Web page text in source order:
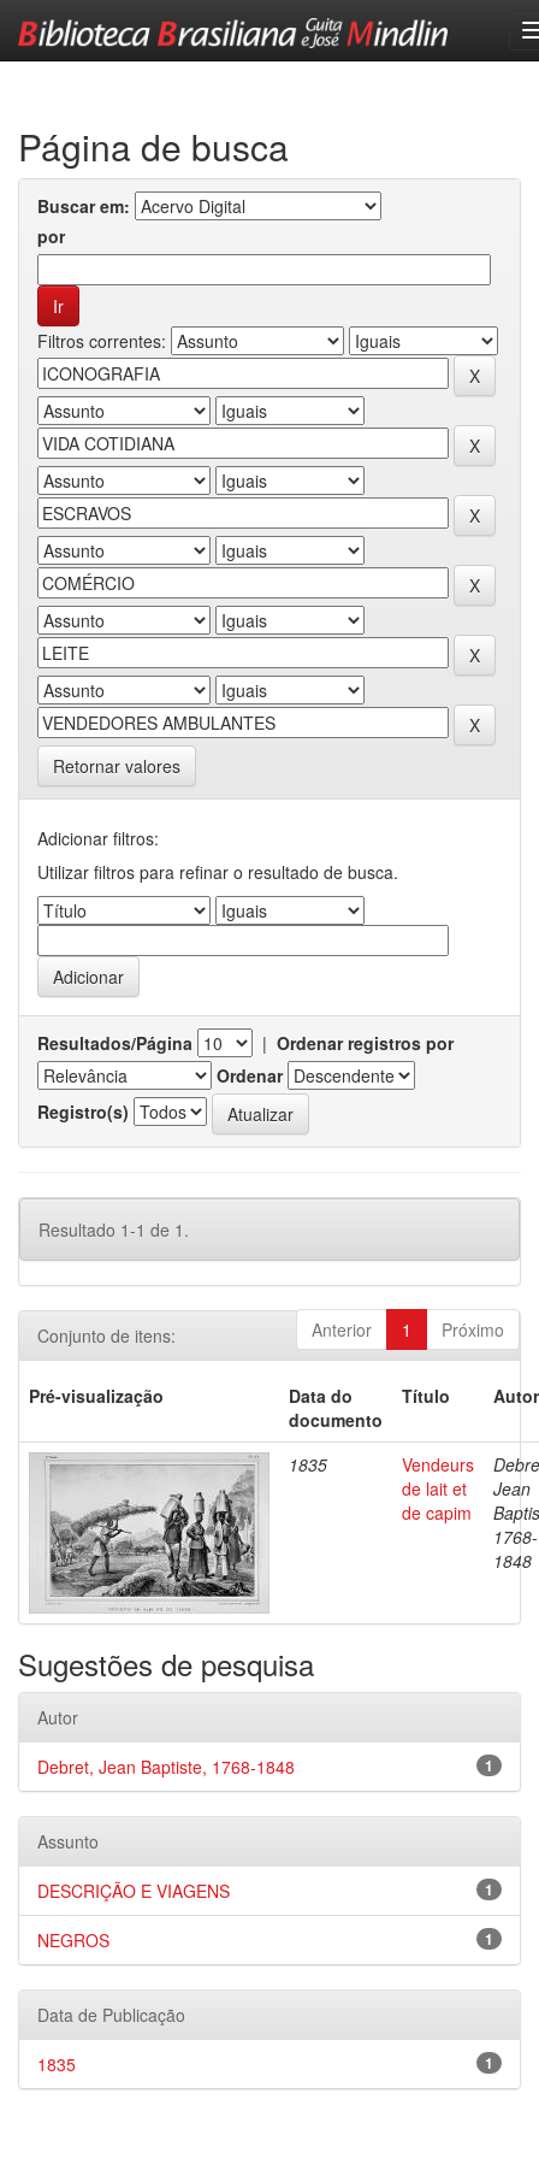
Página de busca
Buscar em:
por
Filtros correntes:
Retornar valores
Adicionar filtros:
Utilizar filtros para refinar o resultado de busca.
Resultados/Página | Ordenar registros por
Ordenar
Registro(s)
Resultado 1-1 de 1.
Anterior 1 Próximo
Conjunto de itens:
Pré-visualização
Data do
documento
Título
1835
Vendeurs
de lait et
de capim
Jean
1768-
1848
Sugestões de pesquisa
Autor
1
Debret, Jean Baptiste, 1768-1848
Assunto
1
DESCRIÇÃO E VIAGENS
1
NEGROS
Data de Publicação
1
1835